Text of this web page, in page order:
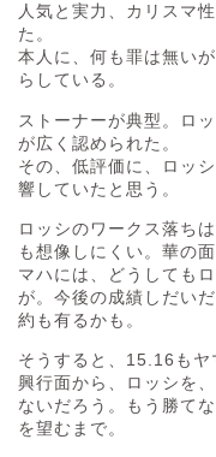
人気と実力、カリスマ
た。
本人に、何も罪は無い
らしている。
ストーナーが典型。ロ
が広く認められた。
その、低評価に、ロッ
響していたと思う。
ロッシのワークス落ち
も想像しにくい。華の
マハには、どうしても
が。今後の成績しだい
約も有るかも。
そうすると、15.16もヤ
興行面から、ロッシを
ないだろう。もう勝て
を望むまで。